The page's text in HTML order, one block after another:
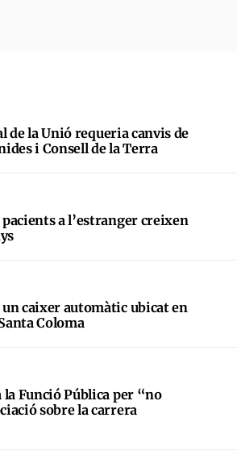
de la Unió requeria canvis de
i Consell de la Terra
a l’estranger creixen
caixer automàtic ubicat en
Coloma
Funció Pública per “no
sobre la carrera